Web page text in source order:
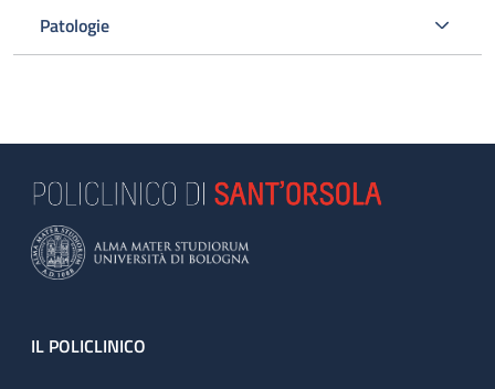
Patologie
Footer
IL POLICLINICO